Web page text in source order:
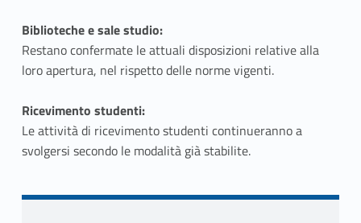
Biblioteche e sale studio:
Restano confermate le attuali disposizioni relative alla
loro apertura, nel rispetto delle norme vigenti.
Ricevimento studenti:
Le attività di ricevimento studenti continueranno a
svolgersi secondo le modalità già stabilite.